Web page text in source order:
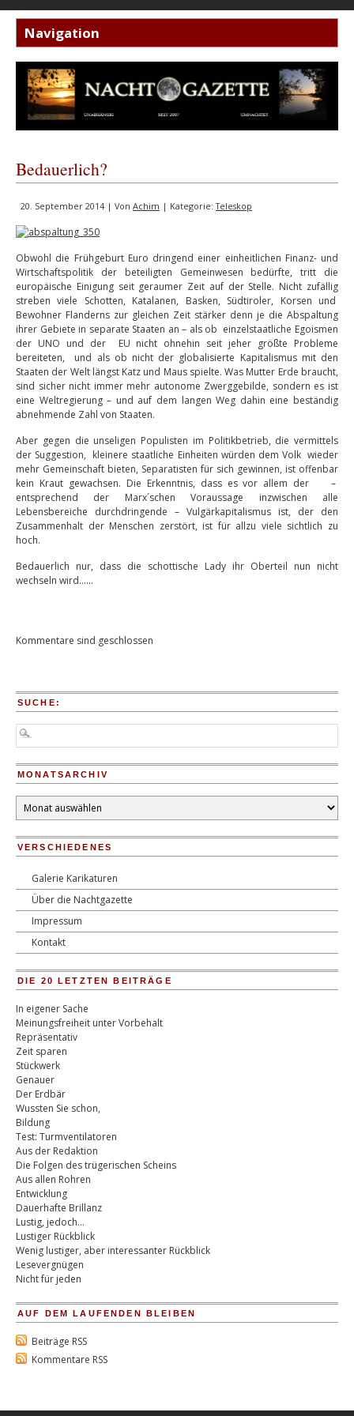
Bedauerlich?
20. September 2014 | Von Achim | Kategorie:Teleskop
Obwohl die Frühgeburt Euro dringend einer einheitlichen Finanz- und
Wirtschaftspolitik der beteiligten Gemeinwesen bedürfte, tritt die
europäische Einigung seit geraumer Zeit auf der Stelle. Nicht zufällig
streben viele Schotten, Katalanen, Basken, Südtiroler, Korsen und
Bewohner Flanderns zur gleichen Zeit stärker denn je die Abspaltung
ihrer Gebiete in separate Staaten an – als ob einzelstaatliche Egoismen
der UNO und der EU nicht ohnehin seit jeher größte Probleme
bereiteten, und als ob nicht der globalisierte Kapitalismus mit den
Staaten der Welt längst Katz und Maus spielte. Was Mutter Erde braucht,
sind sicher nicht immer mehr autonome Zwerggebilde, sondern es ist
eine Weltregierung – und auf dem langen Weg dahin eine beständig
abnehmende Zahl von Staaten.
Aber gegen die unseligen Populisten im Politikbetrieb, die vermittels
der Suggestion, kleinere staatliche Einheiten würden dem Volk wieder
mehr Gemeinschaft bieten, Separatisten für sich gewinnen, ist offenbar
kein Kraut gewachsen. Die Erkenntnis, dass es vor allem der –
entsprechend der Marx´schen Voraussage inzwischen alle
Lebensbereiche durchdringende – Vulgärkapitalismus ist, der den
Zusammenhalt der Menschen zerstört, ist für allzu viele sichtlich zu
hoch.
Bedauerlich nur, dass die schottische Lady ihr Oberteil nun nicht
wechseln wird……
Kommentare sind geschlossen
SUCHE:
MONATSARCHIV
Monatsarchiv
VERSCHIEDENES
Galerie Karikaturen
Über die Nachtgazette
Impressum
Kontakt
DIE 20 LETZTEN BEITRÄGE
In eigener Sache
Meinungsfreiheit unter Vorbehalt
Repräsentativ
Zeit sparen
Stückwerk
Genauer
Der Erdbär
Wussten Sie schon,
Bildung
Test: Turmventilatoren
Aus der Redaktion
Die Folgen des trügerischen Scheins
Aus allen Rohren
Entwicklung
Dauerhafte Brillanz
Lustig, jedoch…
Lustiger Rückblick
Wenig lustiger, aber interessanter Rückblick
Lesevergnügen
Nicht für jeden
AUF DEM LAUFENDEN BLEIBEN
Beiträge RSS
Kommentare RSS